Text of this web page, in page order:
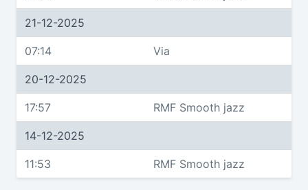
21-12-2025
07:14 Via
20-12-2025
17:57 RMF Smooth jazz
14-12-2025
11:53 RMF Smooth jazz